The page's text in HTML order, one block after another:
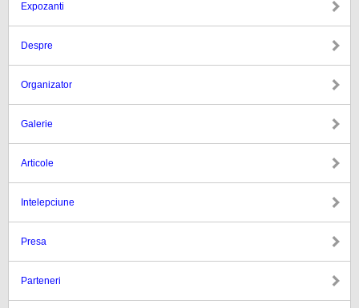
Expozanti
Despre
Organizator
Galerie
Articole
Intelepciune
Presa
Parteneri